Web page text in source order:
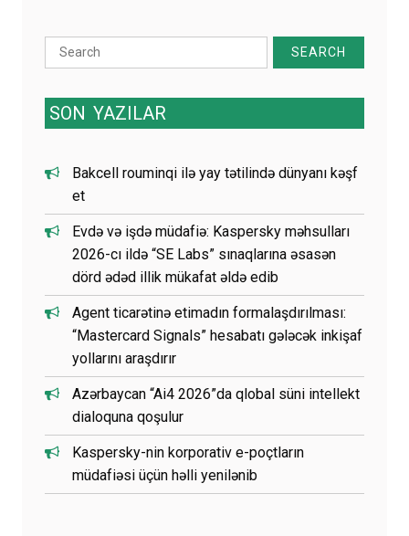
Search
for:
SON YAZILAR
Bakcell rouminqi ilə yay tətilində dünyanı kəşf
et
Evdə və işdə müdafiə: Kaspersky məhsulları
2026-cı ildə “SE Labs” sınaqlarına əsasən
dörd ədəd illik mükafat əldə edib
Agent ticarətinə etimadın formalaşdırılması:
“Mastercard Signals” hesabatı gələcək inkişaf
yollarını araşdırır
Azərbaycan “Ai4 2026”da qlobal süni intellekt
dialoquna qoşulur
Kaspersky-nin korporativ e-poçtların
müdafiəsi üçün həlli yenilənib